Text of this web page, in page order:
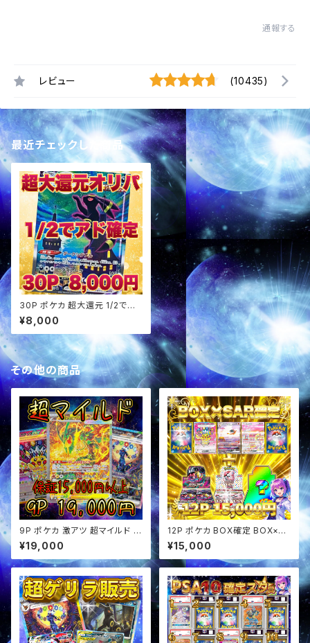
通報する
レビュー (10435)
最近チェックした商品
30P ポケカ 超大還元 1/2でア
ド確定パック オリパ
¥8,000
その他の商品
9P ポケカ 激アツ 超マイルド オ
リパ
¥19,000
12P ポケカ BOX確定 BOX×SA
Rセットオリパ
¥15,000